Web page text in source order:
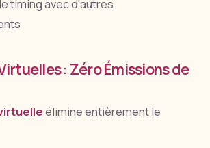
timing avec d'autres
: Zéro Émissions de
élimine entièrement le